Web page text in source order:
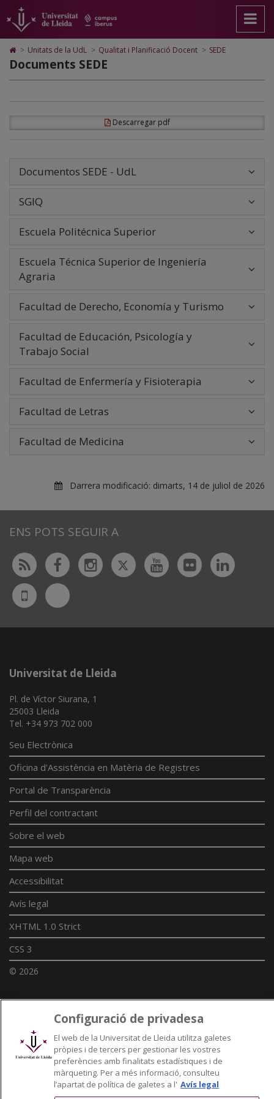
SEDE
pàgina
principal.
Universitat
contingut
principal
pàgina
Mapa
Web.
Universitat
Lleida
Cerca
Accessibilitat.
Universitat
Lleida
Icono
de
Home
para
a
de
inicio
> Unitats de la UdL > Qualitat i Planificació Docent > SEDE
Documents SEDE
Descarregar pdf
Documentos SEDE - UdL
SGIQ
Escuela Politécnica Superior
Escuela Técnica Superior de Ingeniería
Agraria
Facultad de Derecho, Economía y Turismo
Facultad de Educación, Psicología y
Trabajo Social
Facultad de Enfermería y Fisioterapia
Facultad de Letras
Facultad de Medicina
Darrera modificació: dimarts, 14 de juliol de 2026
ENS POTS SEGUIR A
Rss FacebookInstagram
TwitterYoutubeFlickr
UdL
App
Bluesky
Universitat de Lleida
Pl. de Víctor Siurana, 1
25003 Lleida
Tel. +34 973 702 000
Seu Electrònica
Oficina d'Assistència en Matèria de Registres
Portal de Transparència
Perfil del contractant
Sobre el web
Mapa web
Accessibilitat
Avís legal
XHTML 1.0 Strict
CSS 3
© 2026
Enllaços UdL
Xarxes universitàries
Configuració de privadesa
El web de la Universitat de Lleida utilitza galetes
pròpies i de tercers per gestionar les vostres
preferències amb finalitats estadístiques i de
màrqueting. Per a més informació, consulteu
l’apartat de política de galetes a l' Avís legal